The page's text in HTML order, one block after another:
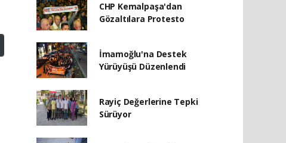
CHP Kemalpaşa'dan
Gözaltılara Protesto
İmamoğlu'na Destek
Yürüyüşü Düzenlendi
Rayiç Değerlerine Tepki
Sürüyor